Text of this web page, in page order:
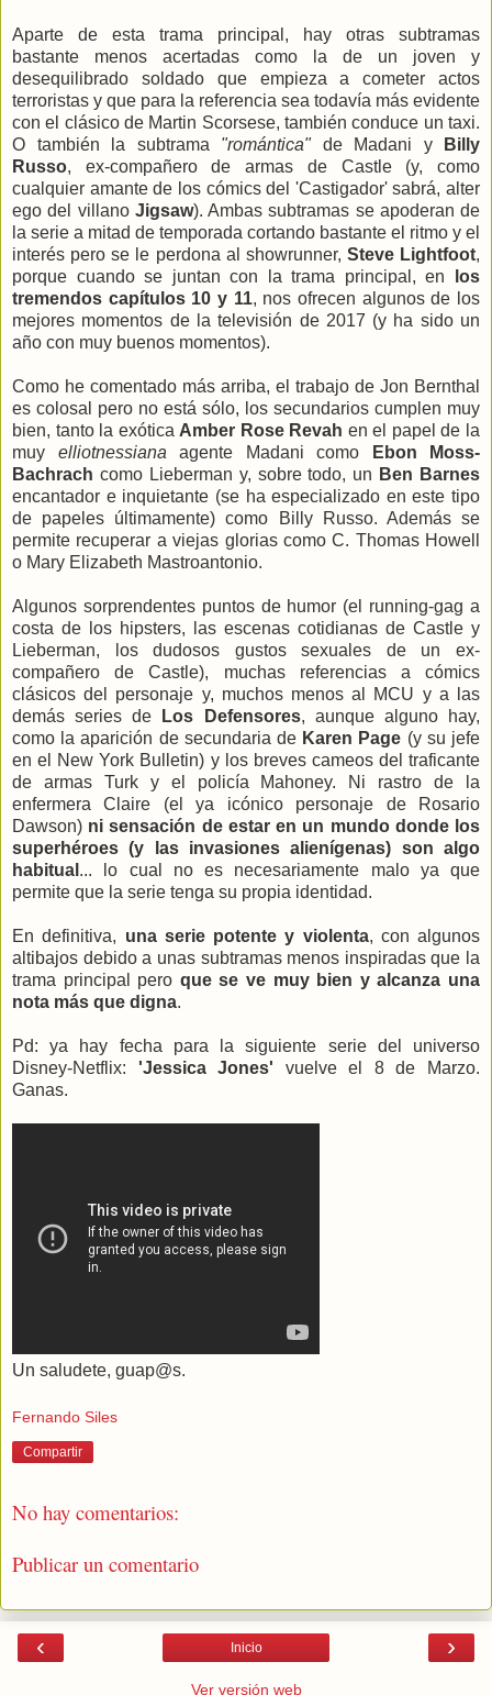
Aparte de esta trama principal, hay otras subtramas
bastante menos acertadas como la de un joven y
desequilibrado soldado que empieza a cometer actos
terroristas y que para la referencia sea todavía más evidente
con el clásico de Martin Scorsese, también conduce un taxi.
O también la subtrama "romántica"de Madani y
Billy
Russo, ex-compañero de armas de Castle (y, como
cualquier amante de los cómics del 'Castigador' sabrá, alter
ego del villano Jigsaw). Ambas subtramas se apoderan de
la serie a mitad de temporada cortando bastante el ritmo y el
interés pero se le perdona al showrunner, Steve Lightfoot,
porque cuando se juntan con la trama principal, en los
tremendos capítulos 10 y 11, nos ofrecen algunos de los
mejores momentos de la televisión de 2017 (y ha sido un
año con muy buenos momentos).
Como he comentado más arriba, el trabajo de Jon Bernthal
es colosal pero no está sólo, los secundarios cumplen muy
bien, tanto la exótica Amber Rose Revah en el papel de la
muy elliotnessiana agente Madani como
Ebon Moss-
Bachrach como Lieberman y, sobre todo, un Ben Barnes
encantador e inquietante (se ha especializado en este tipo
de papeles últimamente) como Billy Russo. Además se
permite recuperar a viejas glorias como C. Thomas Howell
o Mary Elizabeth Mastroantonio.
Algunos sorprendentes puntos de humor (el running-gag a
costa de los hipsters, las escenas cotidianas de Castle y
Lieberman, los dudosos gustos sexuales de un ex-
compañero de Castle), muchas referencias a cómics
clásicos del personaje y, muchos menos al MCU y a las
demás series de
Los Defensores, aunque alguno hay,
como la aparición de secundaria de Karen Page (y su jefe
en el New York Bulletin) y los breves cameos del traficante
de armas Turk y el policía Mahoney. Ni rastro de la
enfermera Claire (el ya icónico personaje de Rosario
Dawson) ni sensación de estar en un mundo donde los
superhéroes (y las invasiones alienígenas) son algo
habitual ... lo cual no es necesariamente malo ya que
permite que la serie tenga su propia identidad.
En definitiva, una serie potente y violenta, con algunos
altibajos debido a unas subtramas menos inspiradas que la
trama principal pero que se ve muy bien y alcanza una
nota más que digna.
Pd: ya hay fecha para la siguiente serie del universo
Disney-Netflix: 'Jessica Jones' vuelve el 8 de Marzo.
Ganas.
Un saludete, guap@s.
Fernando Siles
Compartir
No hay comentarios:
Publicar un comentario
‹ ›
Inicio
Ver versión web